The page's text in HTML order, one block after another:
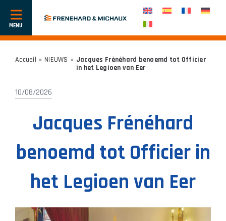
Toon
of
Accueil » NIEUWS » Jacques Frénéhard benoemd tot Officier
in het Legioen van Eer
10/08/2026
Jacques Frénéhard
benoemd tot Officier in
het Legioen van Eer